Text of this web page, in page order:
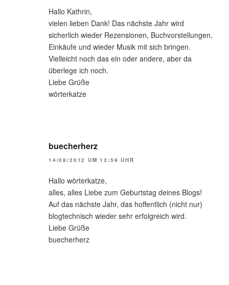
Hallo Kathrin,
vielen lieben Dank! Das nächste Jahr wird
sicherlich wieder Rezensionen, Buchvorstellungen,
Einkäufe und wieder Musik mit sich bringen.
Vielleicht noch das ein oder andere, aber da
überlege ich noch.
Liebe Grüße
wörterkatze
buecherherz
14/08/2012 UM 13:59 UHR
Hallo wörterkatze,
alles, alles Liebe zum Geburtstag deines Blogs!
Auf das nächste Jahr, das hoffentlich (nicht nur)
blogtechnisch wieder sehr erfolgreich wird.
Liebe Grüße
buecherherz